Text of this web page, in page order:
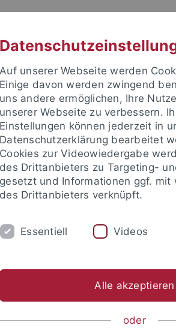
FORSCHUNG
um sich anzumelden:
Auf unserer Webseite werden
Einige davon werden zwingend
uns andere ermöglichen, Ihre
unserer Webseite zu verbessern.
Einstellungen können jederzeit in
Datenschutzerklärung bearbeitet
Cookies zur Videowiedergabe
des Drittanbieters zu Targeting-
gesetzt und Informationen ggf. mit
des Drittanbieters verknüpft.
Essentiell Videos
Alle akzeptieren
oder